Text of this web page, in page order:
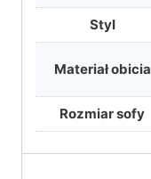
Styl
Materiał obicia
Rozmiar sofy